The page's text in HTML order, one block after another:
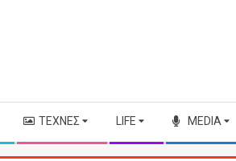
ΤΈΧΝΕΣ LIFE MEDIA